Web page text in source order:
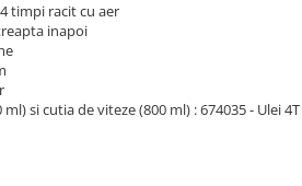
timpi racit cu aer
inapoi
si cutia de viteze (800 ml) : 674035 - Ulei 4T